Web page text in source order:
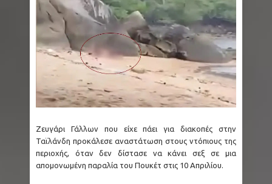
Ζευγάρι Γάλλων που είχε πάει για διακοπές στην
Ταϊλάνδη προκάλεσε αναστάτωση στους ντόπιους της
περιοχής, όταν δεν δίστασε να κάνει σεξ σε μια
απομονωμένη παραλία του Πουκέτ στις 10 Απριλίου.